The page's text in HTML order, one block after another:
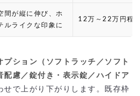
間が縦に伸び、ホ
ルライクな印象に
12万～22万円程
プション（ソフトラッチ／ソフト
配慮／錠付き・表示錠／ハイドア
せで上がり下がりします。既存枠